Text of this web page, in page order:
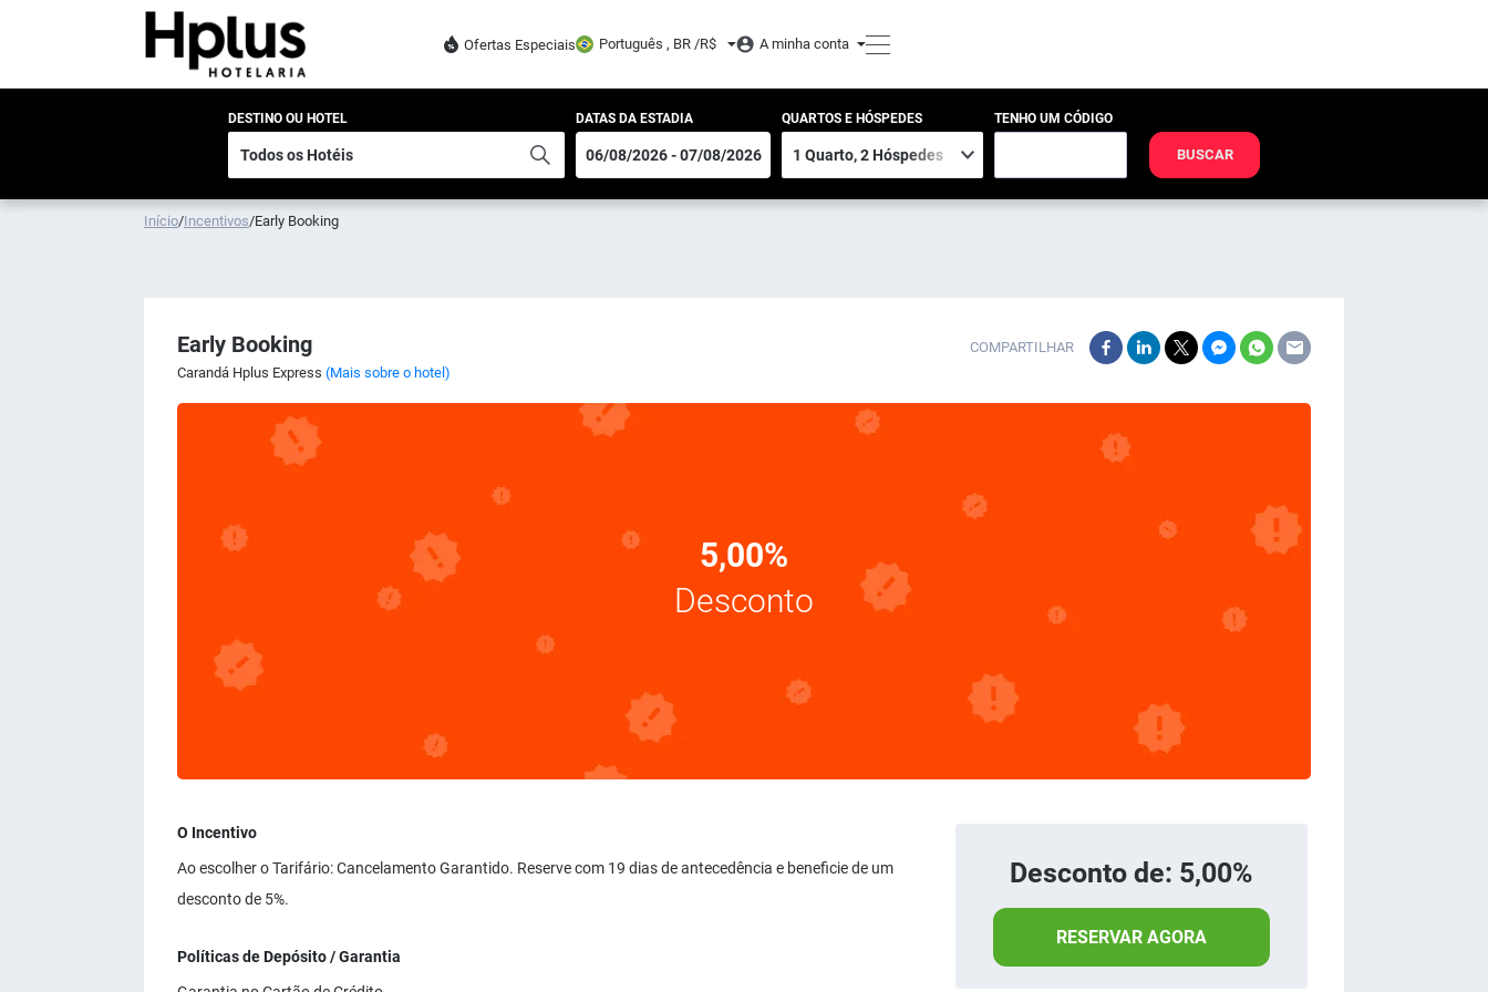
Ofertas Especiais Português , BR /R$ A minha conta
DESTINO OU HOTEL DATAS DA ESTADIA QUARTOS E HÓSPEDES TENHO UM CÓDIGO
BUSCAR
Início/Incentivos/Early Booking
Early Booking
Carandá Hplus Express (Mais sobre o hotel)
COMPARTILHAR
5,00%
Desconto
O Incentivo
Ao escolher o Tarifário: Cancelamento Garantido. Reserve com 19 dias de antecedência e beneficie de um
desconto de 5%.
Políticas de Depósito / Garantia
Desconto de: 5,00%
RESERVAR AGORA